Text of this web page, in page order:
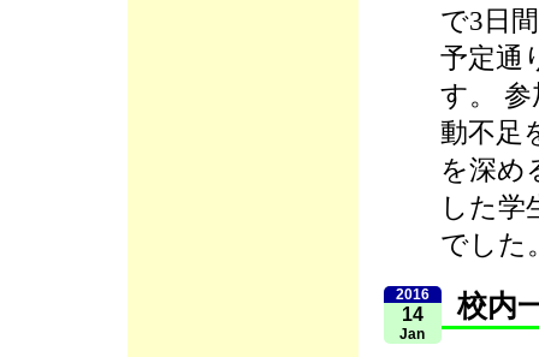
で3日
予定通
す。
動不足
を深め
した学
でした
2016
14
Jan
校内